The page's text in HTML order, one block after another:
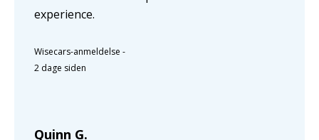
experience.
Wisecars-anmeldelse -
2 dage siden
Quinn G.